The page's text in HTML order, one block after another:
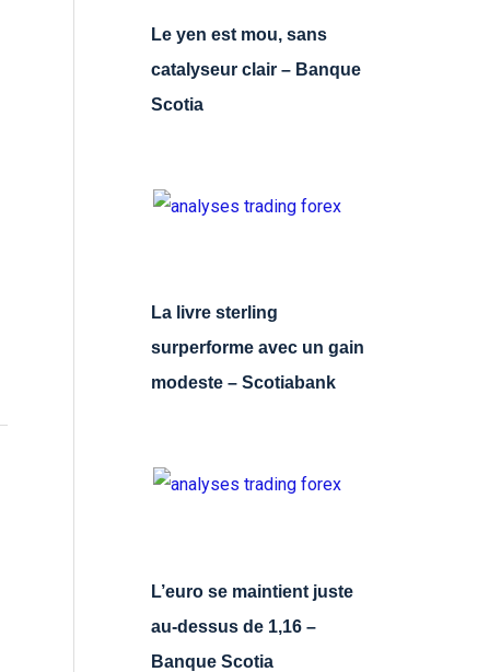
Le yen est mou, sans
catalyseur clair – Banque
Scotia
La livre sterling
surperforme avec un gain
modeste – Scotiabank
L’euro se maintient juste
au-dessus de 1,16 –
Banque Scotia